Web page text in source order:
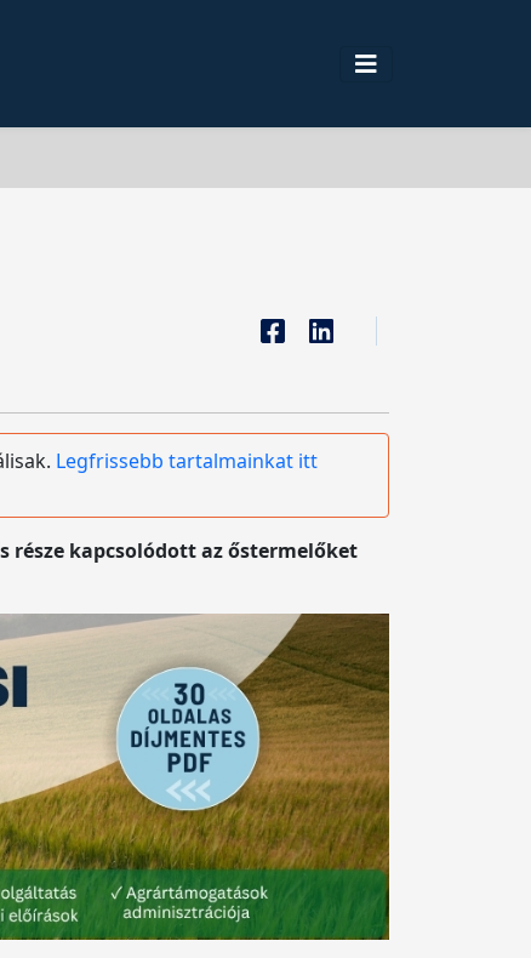
Legfrissebb tartalmainkat itt
része kapcsolódott az őstermelőket